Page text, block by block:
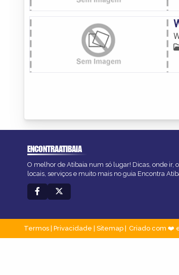
ENCONTRAATIBAIA
O melhor de Atibaia num só lugar! Dicas, onde ir,
locais, serviços e muito mais no guia Encontra
Termos Privacidade Sitemap Criado com ❤️